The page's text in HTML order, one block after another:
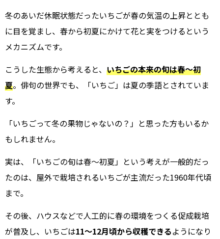
冬のあいだ休眠状態だったいちごが春の気温の上昇ととも
に目を覚まし、春から初夏にかけて花と実をつけるという
メカニズムです。
こうした生態から考えると、 いちごの本来の旬は春～初
夏。俳句の世界でも、「いちご」は夏の季語とされていま
す。
「いちごって冬の果物じゃないの？」と思った方もいるか
もしれません。
実は、「いちごの旬は春～初夏」という考えが一般的だっ
たのは、屋外で栽培されるいちごが主流だった1960年代頃
まで。
その後、ハウスなどで人工的に春の環境をつくる促成栽培
が普及し、いちごは11～12月頃から収穫できるようになり